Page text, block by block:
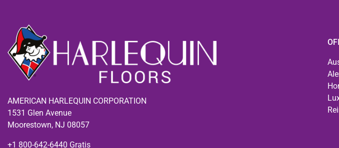
AMERICAN HARLEQUIN CORPORATION
1531 Glen Avenue
Moorestown, NJ 08057
+1 800-642-6440 Gratis